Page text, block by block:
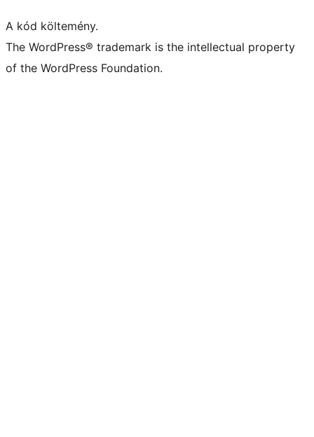
A kód költemény.
The WordPress® trademark is the intellectual property
of the WordPress Foundation.